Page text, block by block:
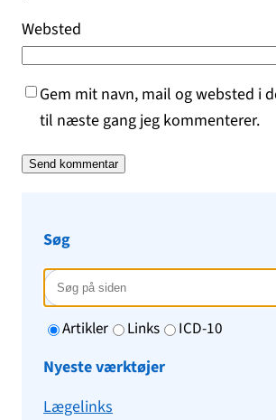
Websted
Gem mit navn, mail og websted i
til næste gang jeg kommenterer.
Søg
Artikler Links
ICD-10
Nyeste værktøjer
Lægelinks